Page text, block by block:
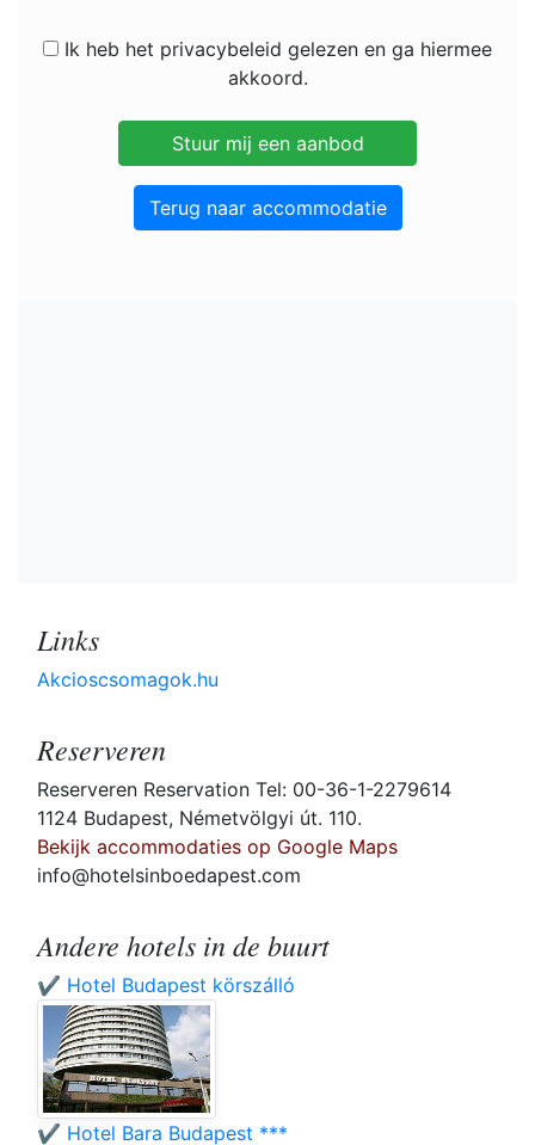
Ik heb het privacybeleid gelezen en ga hiermee
akkoord.
Terug naar accommodatie
Links
Akcioscsomagok.hu
Reserveren
Reserveren Reservation Tel: 00-36-1-2279614
1124 Budapest, Németvölgyi út. 110.
Bekijk accommodaties op Google Maps
info@hotelsinboedapest.com
Andere hotels in de buurt
✔️ Hotel Budapest körszálló
✔️ Hotel Bara Budapest ***